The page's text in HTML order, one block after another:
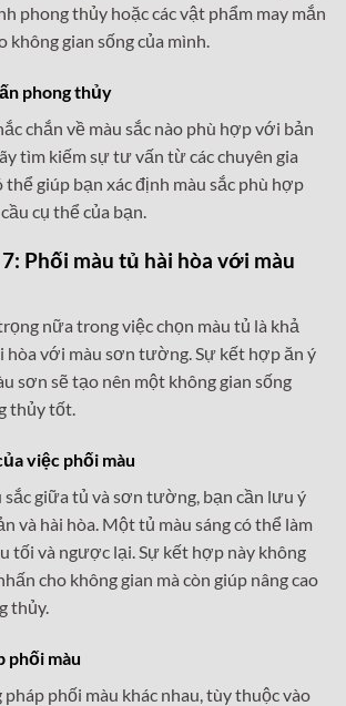
phong thủy hoặc các vật phẩm may mắn
không gian sống của mình.
phong thủy
chắn về màu sắc nào phù hợp với bản
tìm kiếm sự tư vấn từ các chuyên gia
thể giúp bạn xác định màu sắc phù hợp
cụ thể của bạn.
Phối màu tủ hài hòa với màu
nữa trong việc chọn màu tủ là khả
hòa với màu sơn tường. Sự kết hợp ăn ý
sơn sẽ tạo nên một không gian sống
thủy tốt.
việc phối màu
giữa tủ và sơn tường, bạn cần lưu ý
và hài hòa. Một tủ màu sáng có thể làm
tối và ngược lại. Sự kết hợp này không
cho không gian mà còn giúp nâng cao
thủy.
phối màu
phối màu khác nhau, tùy thuộc vào